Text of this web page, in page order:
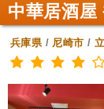
中華居酒屋
兵庫県/ 尼崎市 /